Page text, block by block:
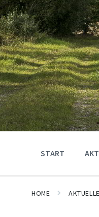
START
HOME